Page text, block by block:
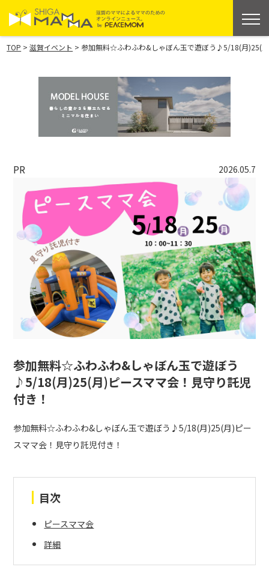
TOP >滋賀イベント >参加無料☆ふわふわ&しゃぼん玉で遊ぼう♪5/18(月)25(
PR 2026.05.7
参加無料☆ふわふわ&しゃぼん玉で遊ぼう
♪5/18(月)25(月)ピースママ会！見守り託児
付き！
参加無料☆ふわふわ&しゃぼん玉で遊ぼう♪5/18(月)25(月)ピー
スママ会！見守り託児付き！
目次
ピースママ会
詳細